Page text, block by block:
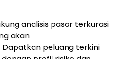
analisis pasar terkurasi
akan
Dapatkan peluang terkini